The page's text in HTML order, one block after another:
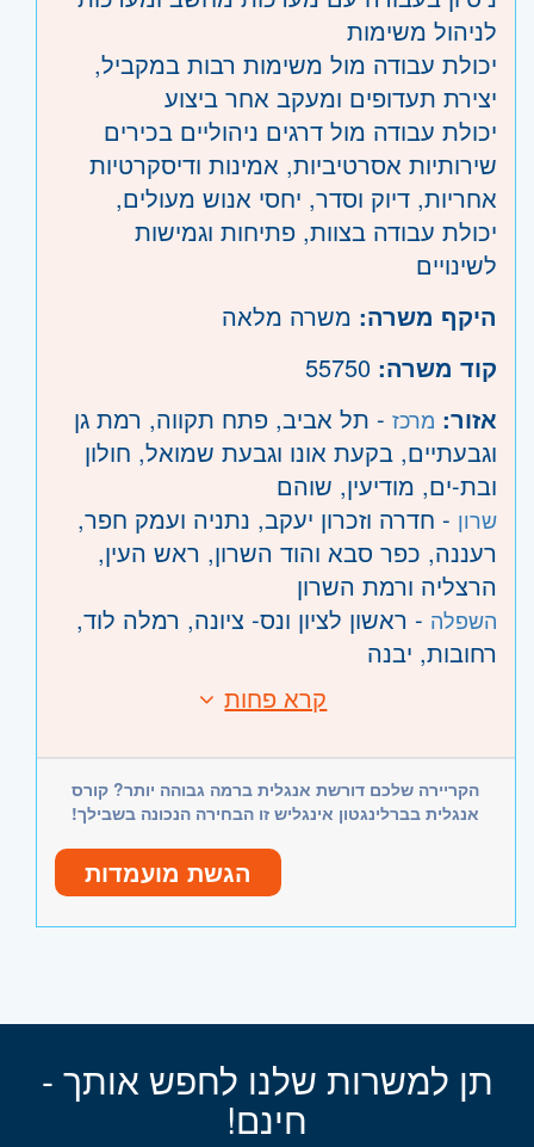
לניהול משימות
יכולת עבודה מול משימות רבות במקביל,
יצירת תעדופים ומעקב אחר ביצוע
יכולת עבודה מול דרגים ניהוליים בכירים
שירותיות אסרטיביות, אמינות ודיסקרטיות
אחריות, דיוק וסדר, יחסי אנוש מעולים,
יכולת עבודה בצוות, פתיחות וגמישות
לשינויים
היקף משרה: משרה מלאה
קוד משרה:
אזור: מרכז - תל אביב, פתח תקווה, רמת גן
וגבעתיים, בקעת אונו וגבעת שמואל, חולון
ובת-ים, מודיעין, שוהם
שרון - חדרה וזכרון יעקב, נתניה ועמק חפר,
רעננה, כפר סבא והוד השרון, ראש העין,
הרצליה ורמת השרון
השפלה - ראשון לציון ונס- ציונה, רמלה לוד,
רחובות, יבנה
קרא פחות
הקריירה שלכם דורשת אנגלית ברמה גבוהה יותר? קורס
אנגלית בברלינגטון אינגליש זו הבחירה הנכונה בשבילך!
הגשת מועמדות
תן למשרות שלנו לחפש אותך -
חינם!